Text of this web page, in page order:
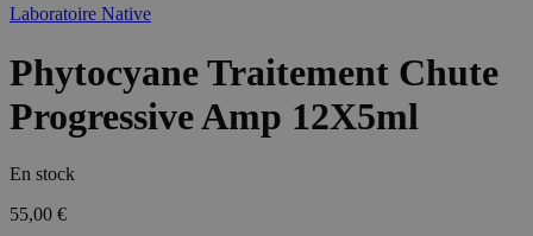
Laboratoire Native
Phytocyane Traitement Chute
Progressive Amp 12X5ml
En stock
55,00 €